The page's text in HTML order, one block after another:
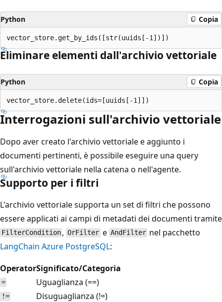
Python Copia
Eliminare elementi dall'archivio vettoriale
Python Copia
Interrogazioni sull'archivio vettoriale
Dopo aver creato l'archivio vettoriale e aggiunto i
documenti pertinenti, è possibile eseguire una query
sull'archivio vettoriale nella catena o nell'agente.
Supporto per i filtri
L'archivio vettoriale supporta un set di filtri che possono
essere applicati ai campi di metadati dei documenti tramite
FilterCondition , OrFilter e AndFilter nel pacchetto
LangChain Azure PostgreSQL:
OperatorSignificato/Categoria
= Uguaglianza (==)
!= Disuguaglianza (!=)